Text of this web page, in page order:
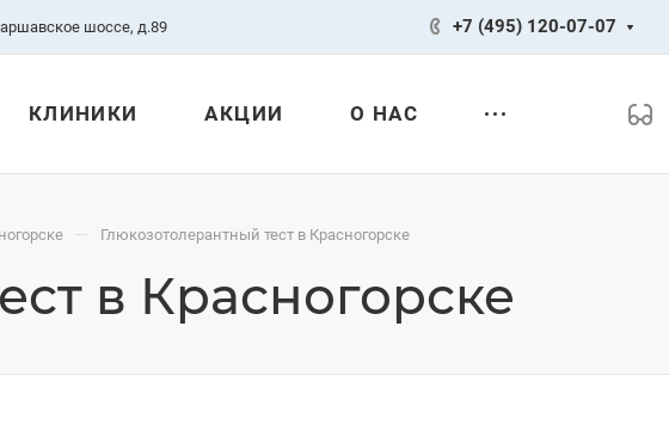
шоссе, д.89 +7 (495) 120-07-07
КЛИНИКИ АКЦИИ О НАС
— Глюкозотолерантный тест в Красногорске
в Красногорске